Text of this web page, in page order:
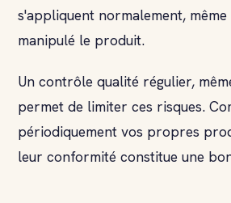
s'appliquent normalement, même
manipulé le produit.
Un contrôle qualité régulier,
permet de limiter ces risques.
périodiquement vos propres
leur conformité constitue une